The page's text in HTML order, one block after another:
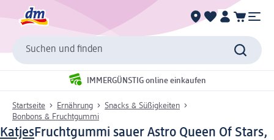
Suchen und finden
IMMERGÜNSTIG online einkaufen
Startseite Ernährung
Snacks & Süßigkeiten
Bonbons & Fruchtgummi
KatjesFruchtgummi sauer Astro Queen Of Stars,